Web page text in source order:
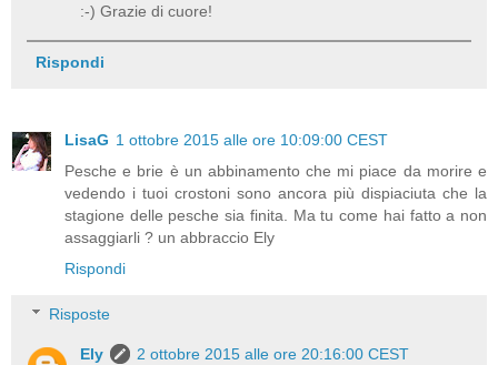
:-) Grazie di cuore!
Rispondi
LisaG 1 ottobre 2015 alle ore 10:09:00 CEST
Pesche e brie è un abbinamento che mi piace da morire e
vedendo i tuoi crostoni sono ancora più dispiaciuta che la
stagione delle pesche sia finita. Ma tu come hai fatto a non
assaggiarli ? un abbraccio Ely
Rispondi
Risposte
Ely
2 ottobre 2015 alle ore 20:16:00 CEST